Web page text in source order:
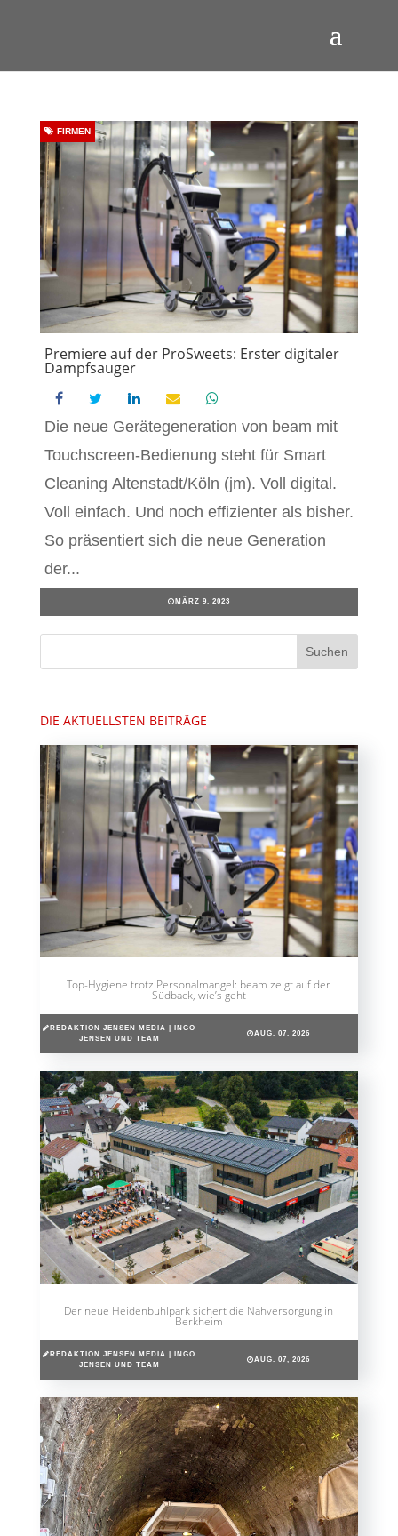
Premiere auf der ProSweets: Erster digitaler
Dampfsauger
FIRMEN
Die neue Gerätegeneration von beam mit
Touchscreen-Bedienung steht für Smart
Cleaning Altenstadt/Köln (jm). Voll digital.
Voll einfach. Und noch effizienter als bisher.
So präsentiert sich die neue Generation
der...
MÄRZ 9, 2023
DIE AKTUELLSTEN BEITRÄGE
Top-Hygiene trotz Personalmangel: beam zeigt auf der
Südback, wie’s geht
REDAKTION JENSEN MEDIA | INGO
JENSEN UND TEAM
AUG. 07, 2026
Der neue Heidenbühlpark sichert die Nahversorgung in
Berkheim
REDAKTION JENSEN MEDIA | INGO
JENSEN UND TEAM
AUG. 07, 2026